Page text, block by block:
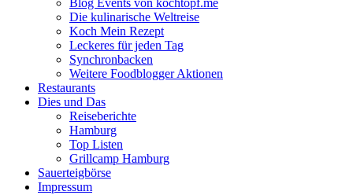
Blog Events von kochtopf.me
Die kulinarische Weltreise
Koch Mein Rezept
Leckeres für jeden Tag
Synchronbacken
Weitere Foodblogger Aktionen
Restaurants
Dies und Das
Reiseberichte
Hamburg
Top Listen
Grillcamp Hamburg
Sauerteigbörse
Impressum